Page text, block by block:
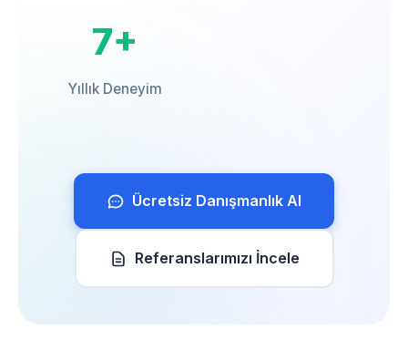
7+
Yıllık Deneyim
Ücretsiz Danışmanlık Al
Referanslarımızı İncele